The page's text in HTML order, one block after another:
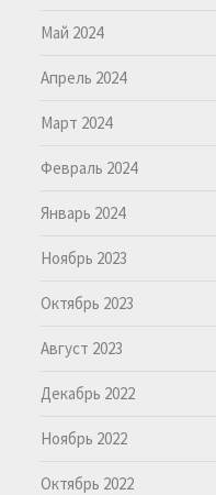
Май 2024
Апрель 2024
Март 2024
Февраль 2024
Январь 2024
Ноябрь 2023
Октябрь 2023
Август 2023
Декабрь 2022
Ноябрь 2022
Октябрь 2022